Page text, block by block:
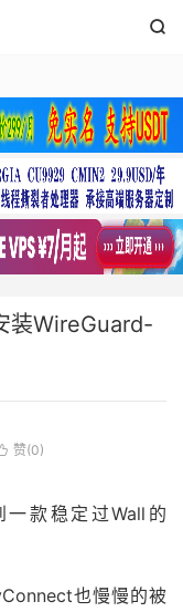

装WireGuard-
赞(0)
款稳定过Wall的
也慢慢的被